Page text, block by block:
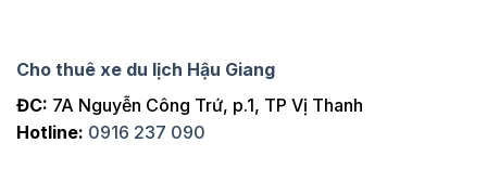
Cho thuê xe du lịch Hậu Giang
ĐC: 7A Nguyễn Công Trứ, p.1, TP Vị Thanh
Hotline: 0916 237 090